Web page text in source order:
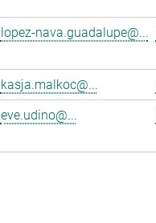
lopez-nava.guadalupe@...
kasja.malkoc@...
eve.udino@...